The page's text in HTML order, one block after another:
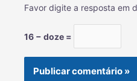
Favor digite a resposta em
16 − doze =